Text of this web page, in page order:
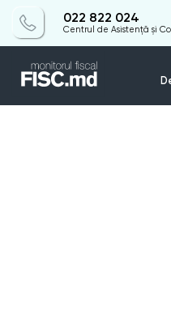
022 822 024
Centrul de Asistență și